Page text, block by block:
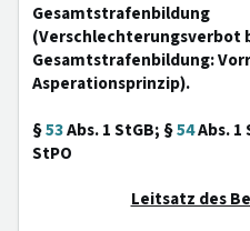
Gesamtstrafenbildung
(Verschlechterungsverbot
Gesamtstrafenbildung:
Asperationsprinzip).
§53Abs. 1 StGB; §54Abs. 1
StPO
Leitsatz des